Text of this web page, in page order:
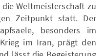
Weltmeisterschaft zu
Zeitpunkt statt. Der
besonders im
im Iran, prägt den